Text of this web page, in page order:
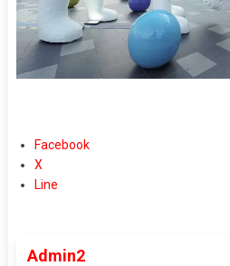
Facebook
X
Line
Admin2